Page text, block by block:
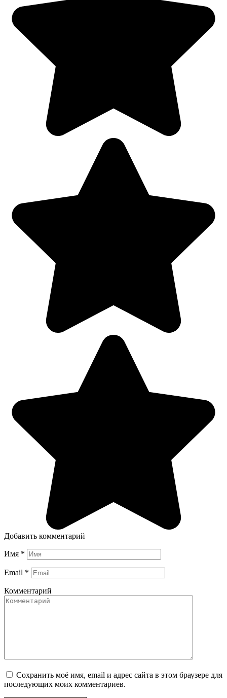
Добавить комментарий
Имя *
Email *
Комментарий
Сохранить моё имя, email и адрес сайта в этом браузере для
последующих моих комментариев.